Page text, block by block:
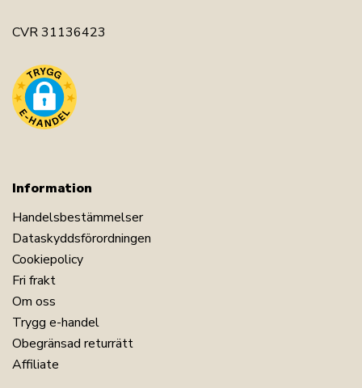
CVR 31136423
Information
Handelsbestämmelser
Dataskyddsförordningen
Cookiepolicy
Fri frakt
Om oss
Trygg e-handel
Obegränsad returrätt
Affiliate